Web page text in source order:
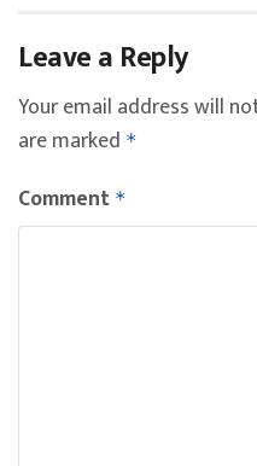
Leave a Reply
Your email address will
are marked *
Comment *